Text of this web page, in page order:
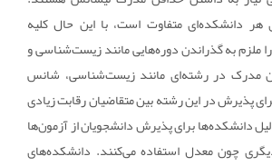
هر دانشکده‌ای متفاوت است، با این حال کلیه
ملزم به گذراندن دوره‌هایی مانند زیست‌شناسی و
مدرک در رشته‌ای مانند زیست‌شناسی، شانس
پذیرش در این رشته بین متقاضیان رقابت زیادی
دانشکده‌ها برای پذیرش دانشجویان از آزمون‌ها
چون معدل استفاده می‌کنند. دانشکده‌های